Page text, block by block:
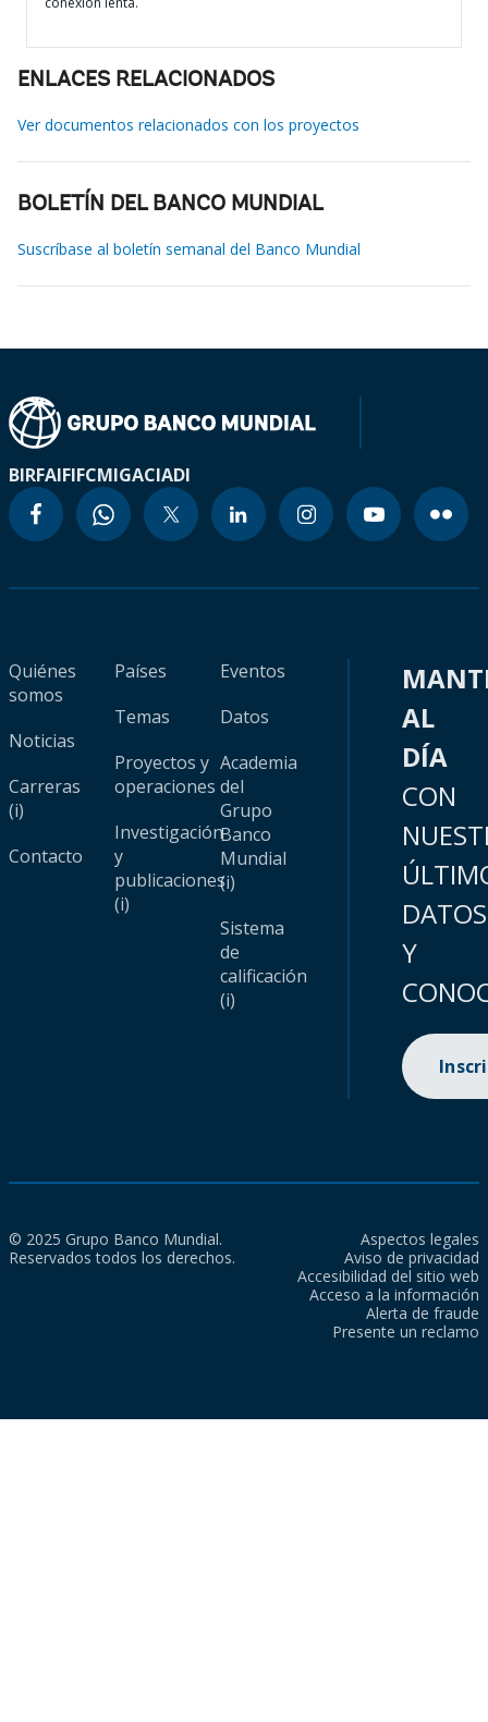
ENLACES RELACIONADOS
Ver documentos relacionados con los proyectos
BOLETÍN DEL BANCO MUNDIAL
Suscríbase al boletín semanal del Banco Mundial
BIRFAIFIFCMIGACIADI
Quiénes
somos
Noticias
Carreras
(i)
Contacto
Países
Temas
Proyectos y
operaciones
Investigación
y
publicaciones
(i)
Eventos
Datos
Academia
del
Grupo
Banco
Mundial
(i)
Sistema
de
calificación
(i)
AL
DÍA
CON
DATOS
Y
© 2025 Grupo Banco Mundial.
Reservados todos los derechos.
Aspectos legales
Aviso de privacidad
Accesibilidad del sitio web
Acceso a la información
Alerta de fraude
Presente un reclamo